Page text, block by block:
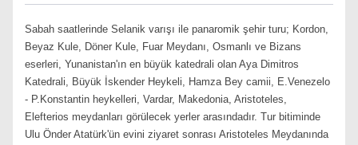
Sabah saatlerinde Selanik varışı ile panaromik şehir turu; Kordon,
Beyaz Kule, Döner Kule, Fuar Meydanı, Osmanlı ve Bizans
eserleri, Yunanistan'ın en büyük katedrali olan Aya Dimitros
Katedrali, Büyük İskender Heykeli, Hamza Bey camii, E.Venezelo
- P.Konstantin heykelleri, Vardar, Makedonia, Aristoteles,
Elefterios meydanları görülecek yerler arasındadır. Tur bitiminde
Ulu Önder Atatürk'ün evini ziyaret sonrası Aristoteles Meydanında